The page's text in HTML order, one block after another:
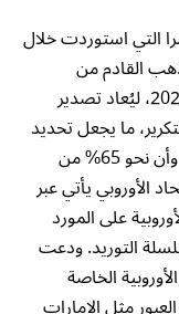
التي استوردت خلال
من الذهب القادم من
الإمارات مقابل 150 طناً في 2024، ليُعاد تصدير
ما يجعل تحديد
منشئه الأصلي شبه مستحيل، وأن نحو 65% من
الأوروبي يأتي عبر
على المورد
التوريد. ودعت
الخاصة